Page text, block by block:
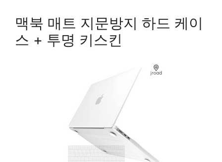
맥북 매트 지문방지 하드 케이
스 + 투명 키스킨